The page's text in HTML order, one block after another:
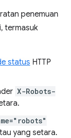
penemuan
termasuk
status HTTP
X-Robots-
yang setara.